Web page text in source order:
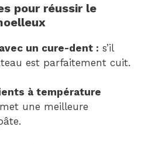
pour réussir le
un cure-dent : s’il
est parfaitement cuit.
à température
une meilleure